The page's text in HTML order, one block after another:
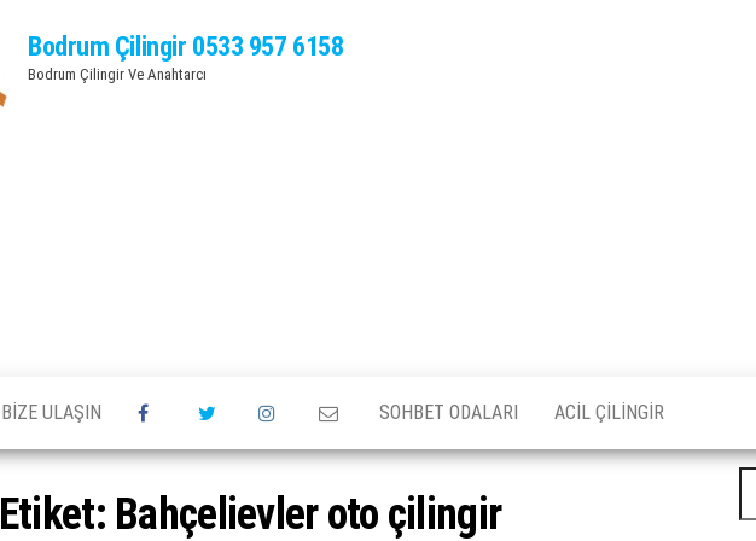
Bodrum Çilingir 0533 957 6158
Bodrum Çilingir Ve Anahtarcı
BIZE ULAŞIN SOHBET ODALARI ACIL ÇILINGIR
Etiket: Bahçelievler oto çilingir